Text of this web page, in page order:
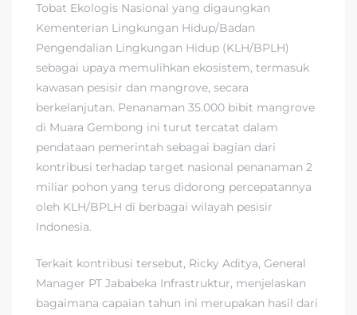
Tobat Ekologis Nasional yang digaungkan
Kementerian Lingkungan Hidup/Badan
Pengendalian Lingkungan Hidup (KLH/BPLH)
sebagai upaya memulihkan ekosistem, termasuk
kawasan pesisir dan mangrove, secara
berkelanjutan. Penanaman 35.000 bibit mangrove
di Muara Gembong ini turut tercatat dalam
pendataan pemerintah sebagai bagian dari
kontribusi terhadap target nasional penanaman 2
miliar pohon yang terus didorong percepatannya
oleh KLH/BPLH di berbagai wilayah pesisir
Indonesia.
Terkait kontribusi tersebut, Ricky Aditya, General
Manager PT Jababeka Infrastruktur, menjelaskan
bagaimana capaian tahun ini merupakan hasil dari